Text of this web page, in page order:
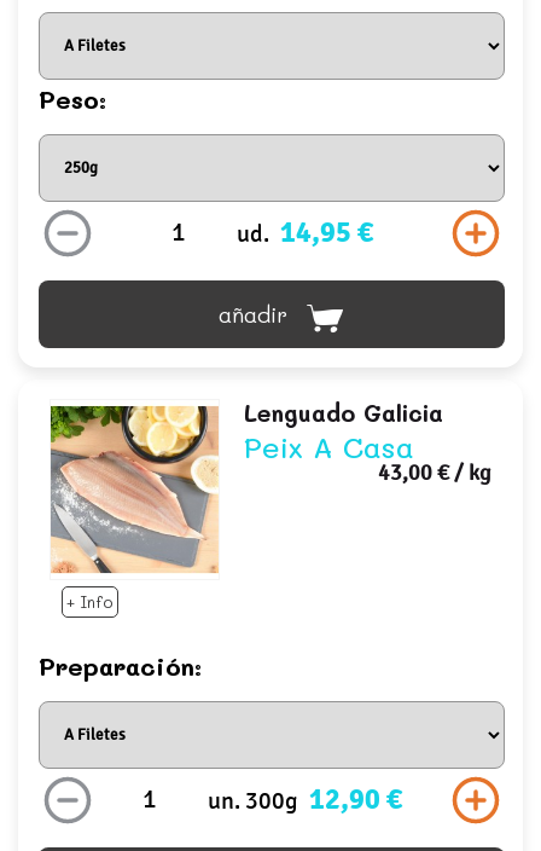
Peso:
ud. 14,95 €
añadir
+ Info
Lenguado Galicia
Peix A Casa
43,00 €/ kg
Preparación:
un. 300g 12,90 €